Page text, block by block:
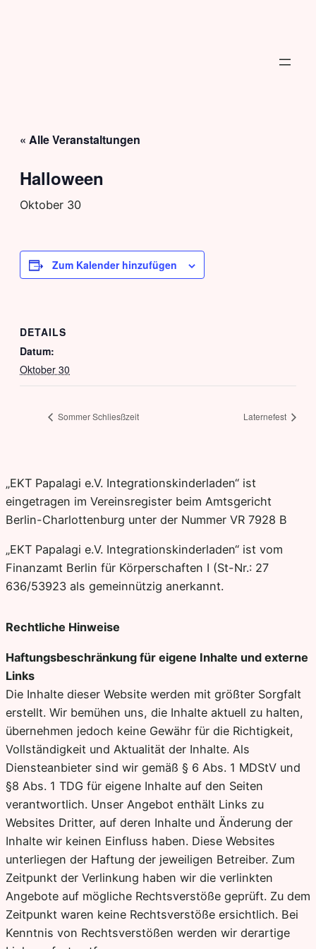
« Alle Veranstaltungen
Halloween
Oktober 30
Zum Kalender hinzufügen
DETAILS
Datum:
Oktober 30
Sommer Schliesßzeit Laternefest
„EKT Papalagi e.V. Integrationskinderladen“ ist
eingetragen im Vereinsregister beim Amtsgericht
Berlin-Charlottenburg unter der Nummer VR 7928 B
„EKT Papalagi e.V. Integrationskinderladen“ ist vom
Finanzamt Berlin für Körperschaften I (St-Nr.: 27
636/53923 als gemeinnützig anerkannt.
Rechtliche Hinweise
Haftungsbeschränkung für eigene Inhalte und externe
Links
Die Inhalte dieser Website werden mit größter Sorgfalt
erstellt. Wir bemühen uns, die Inhalte aktuell zu halten,
übernehmen jedoch keine Gewähr für die Richtigkeit,
Vollständigkeit und Aktualität der Inhalte. Als
Diensteanbieter sind wir gemäß § 6 Abs. 1 MDStV und
§8 Abs. 1 TDG für eigene Inhalte auf den Seiten
verantwortlich. Unser Angebot enthält Links zu
Websites Dritter, auf deren Inhalte und Änderung der
Inhalte wir keinen Einfluss haben. Diese Websites
unterliegen der Haftung der jeweiligen Betreiber. Zum
Zeitpunkt der Verlinkung haben wir die verlinkten
Angebote auf mögliche Rechtsverstöße geprüft. Zu dem
Zeitpunkt waren keine Rechtsverstöße ersichtlich. Bei
Kenntnis von Rechtsverstößen werden wir derartige